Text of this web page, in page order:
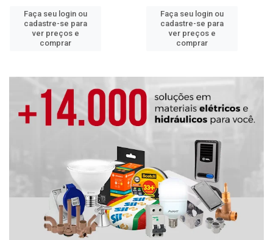
Faça seu login ou
cadastre-se para
ver preços e
comprar
Faça seu login ou
cadastre-se para
ver preços e
comprar